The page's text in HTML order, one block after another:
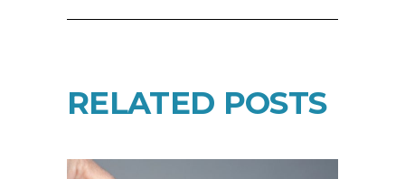
RELATED POSTS